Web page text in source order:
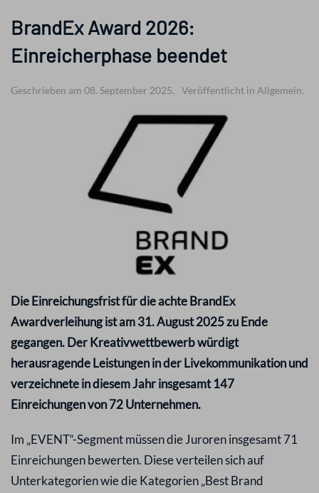
BrandEx Award 2026:
Einreicherphase beendet
Geschrieben am 08. September 2025. Veröffentlicht in Allgemein.
Die Einreichungsfrist für die achte BrandEx
Awardverleihung ist am 31. August 2025 zu Ende
gegangen. Der Kreativwettbewerb würdigt
herausragende Leistungen in der Livekommunikation und
verzeichnete in diesem Jahr insgesamt 147
Einreichungen von 72 Unternehmen.
Im „EVENT“-Segment müssen die Juroren insgesamt 71
Einreichungen bewerten. Diese verteilen sich auf
Unterkategorien wie die Kategorien „Best Brand